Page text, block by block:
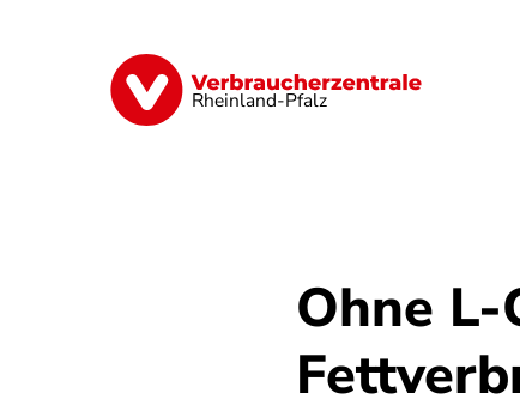
Rheinland-Pfalz
Digitales Finanzen & Versicherung
Ohne